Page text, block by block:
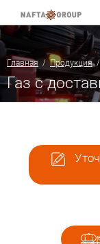
Главная /Продукция/
Газ с